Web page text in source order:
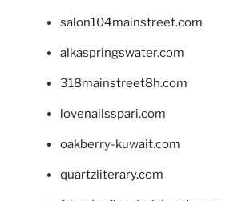
salon104mainstreet.com
alkaspringswater.com
318mainstreet8h.com
lovenailsspari.com
oakberry-kuwait.com
quartzliterary.com